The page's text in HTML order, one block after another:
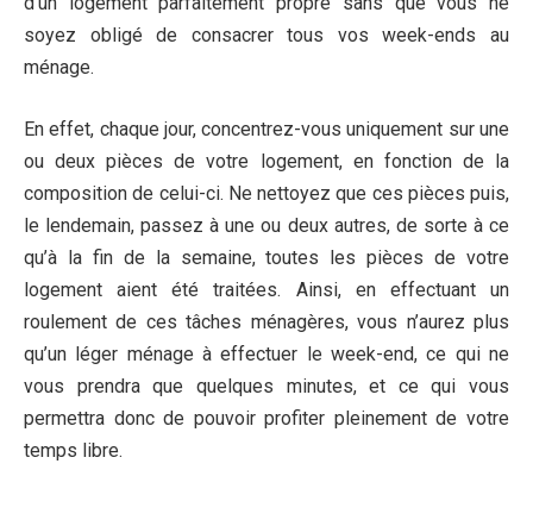
soyez obligé de consacrer tous vos week-ends au
ménage.
En effet, chaque jour, concentrez-vous uniquement sur une
ou deux pièces de votre logement, en fonction de la
composition de celui-ci. Ne nettoyez que ces pièces puis,
le lendemain, passez à une ou deux autres, de sorte à ce
qu’à la fin de la semaine, toutes les pièces de votre
logement aient été traitées. Ainsi, en effectuant un
roulement de ces tâches ménagères, vous n’aurez plus
qu’un léger ménage à effectuer le week-end, ce qui ne
vous prendra que quelques minutes, et ce qui vous
permettra donc de pouvoir profiter pleinement de votre
temps libre.